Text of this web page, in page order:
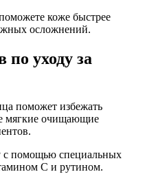
коже быстрее
осложнений.
по уходу за
поможет избежать
мягкие очищающие
с помощью специальных
С и рутином.